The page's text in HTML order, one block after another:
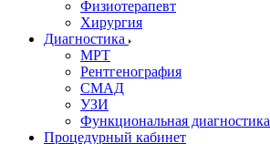
Физиотерапевт
Хирургия
Диагностика
МРТ
Рентгенография
СМАД
УЗИ
Функциональная диагностика
Процедурный кабинет